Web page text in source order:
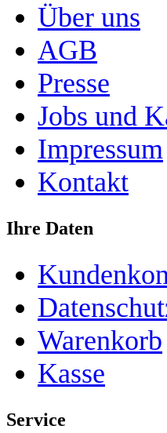
Über uns
AGB
Presse
Jobs und
Impressum
Kontakt
Ihre Daten
Warenkorb
Kasse
Service